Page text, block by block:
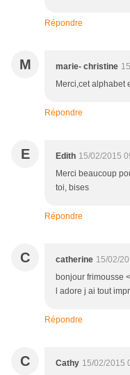
Répondre
M marie- christine
Merci,cet alphabet
Répondre
E Edith 15/02/2015
Merci beaucoup
toi, bises
Répondre
C catherine 15/02/
bonjour frimousse
l adore j ai tout
Répondre
C Cathy 15/02/2015